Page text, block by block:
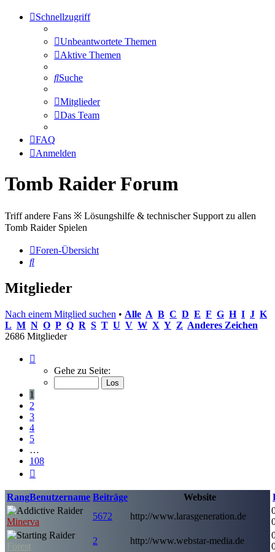
Schnellzugriff
Unbeantwortete Themen
Aktive Themen
Suche
Mitglieder
Das Team
FAQ
Anmelden
Tomb Raider Forum
Triff andere Fans ※ Lösungshilfe & technischer Support zu allen
Tomb Raider Spielen
Foren-Übersicht
Suche
Mitglieder
Nach einem Mitglied suchen • Alle A B C D E F G H I J K
L M N O P Q R S T U V W X Y Z Anderes Zeichen
2686 Mitglieder
von
Gehe zu Seite:
1
2
3
4
5
…
108
RangBenutzername Beiträge Website
Minerva
5672 http://www.larasgeneration.de
Forest
2 http://www.webstar-media.de